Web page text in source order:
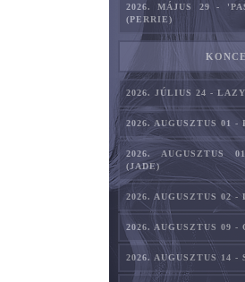
2026. MÁJUS 29 -
(PERRIE)
2026. JÚLIUS 24 -
2026. AUGUSZTUS 01
2026. AUGUSZTUS
(JADE)
2026. AUGUSZTUS 02
2026. AUGUSZTUS 09 -
2026. AUGUSZTUS 14 -